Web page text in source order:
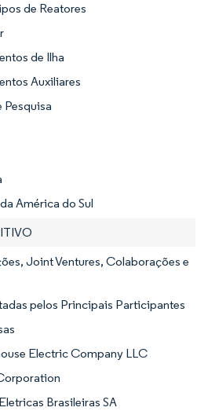
de Reatores
de Ilha
Auxiliares
Pesquisa
América do Sul
Joint Ventures, Colaborações e
pelos Principais Participantes
Electric Company LLC
Brasileiras SA